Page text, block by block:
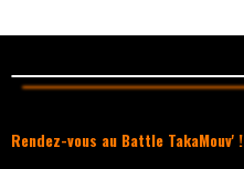
Rendez-vous au Battle TakaMouv' !